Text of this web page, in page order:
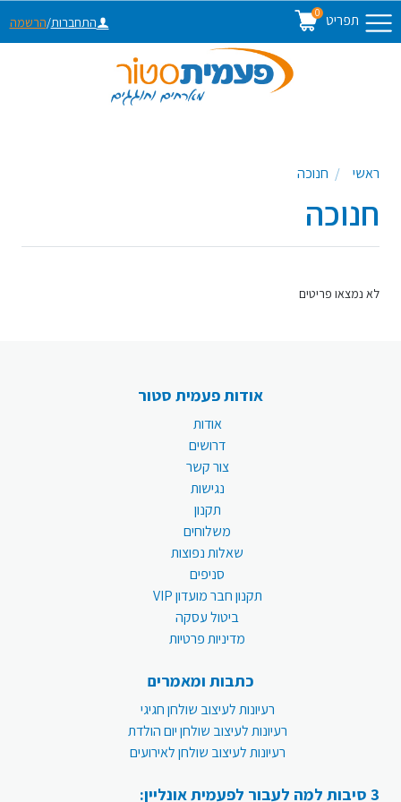
תפריט 0
התחברות/הרשמה
ראשי חנוכה
חנוכה
לא נמצאו פריטים
אודות פעמית סטור
אודות
דרושים
צור קשר
נגישות
תקנון
משלוחים
שאלות נפוצות
סניפים
תקנון חבר מועדון VIP
ביטול עסקה
מדיניות פרטיות
כתבות ומאמרים
רעיונות לעיצוב שולחן חגיגי
רעיונות לעיצוב שולחן יום הולדת
רעיונות לעיצוב שולחן לאירועים
3 סיבות למה לעבור לפעמית אונליין: